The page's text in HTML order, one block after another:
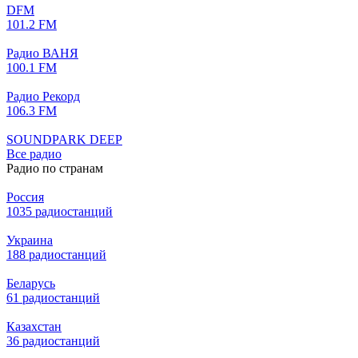
DFM
101.2 FM
Радио ВАНЯ
100.1 FM
Радио Рекорд
106.3 FM
SOUNDPARK DEEP
Все радио
Радио по странам
Россия
1035 радиостанций
Украина
188 радиостанций
Беларусь
61 радиостанций
Казахстан
36 радиостанций